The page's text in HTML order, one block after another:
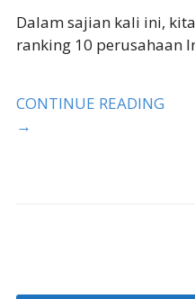
Dalam sajian kali ini,
ranking 10 perusahaan
CONTINUE READING
→